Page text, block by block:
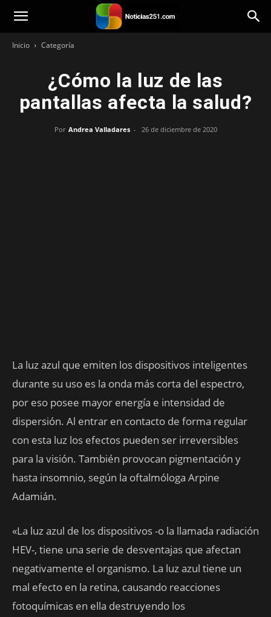
Noticias251
Inicio Categoría
¿Cómo la luz de las
pantallas afecta la salud?
Por Andrea Valladares - 26 de diciembre de 2020
La luz azul que emiten los dispositivos inteligentes
durante su uso es la onda más corta del espectro,
por eso posee mayor energía e intensidad de
dispersión. Al entrar en contacto de forma regular
con esta luz los efectos pueden ser irreversibles
para la visión. También provocan pigmentación y
hasta insomnio, según la oftalmóloga Arpine
Adamián.
«La luz azul de los dispositivos -o la llamada radiación
HEV-, tiene una serie de desventajas que afectan
negativamente el organismo. La luz azul tiene un
mal efecto en la retina, causando reacciones
fotoquímicas en ella destruyendo los